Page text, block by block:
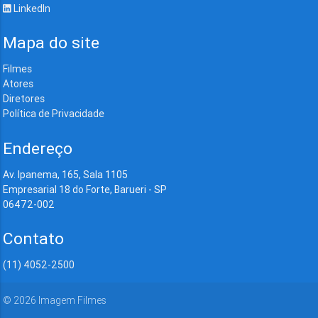
LinkedIn
Mapa do site
Filmes
Atores
Diretores
Política de Privacidade
Endereço
Av. Ipanema, 165, Sala 1105
Empresarial 18 do Forte, Barueri - SP
06472-002
Contato
(11) 4052-2500
© 2026 Imagem Filmes